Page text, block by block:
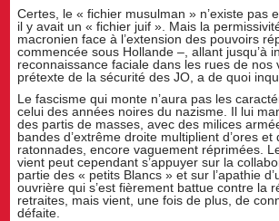
Certes, le « fichier musulman » n’existe pas
il y avait un « fichier juif ». Mais la
macronien face à l’extension des pouvoirs
commencée sous Hollande –, allant jusqu’à
reconnaissance faciale dans les rues de nos
prétexte de la sécurité des JO, a de quoi
Le fascisme qui monte n’aura pas les
celui des années noires du nazisme. Il lui
des partis de masses, avec des milices
bandes d’extrême droite multiplient d’ores et
ratonnades, encore vaguement réprimées.
vient peut cependant s’appuyer sur la
partie des « petits Blancs » et sur l’apathie
ouvrière qui s’est fièrement battue contre la
retraites, mais vient, une fois de plus, de
défaite.